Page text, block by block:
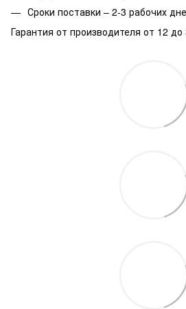
Сроки поставки – 2-3 рабочих
Гарантия от производителя от 12